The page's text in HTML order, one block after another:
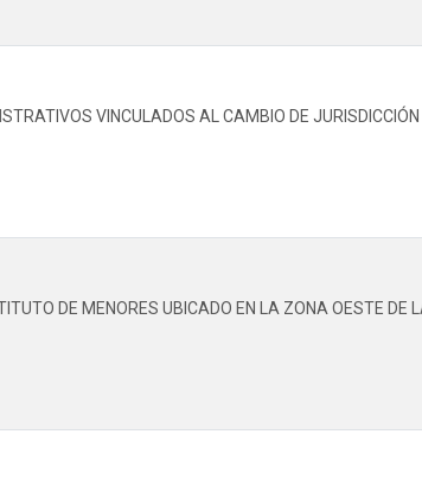
VINCULADOS AL CAMBIO DE
DE MENORES UBICADO EN LA ZONA OESTE DE